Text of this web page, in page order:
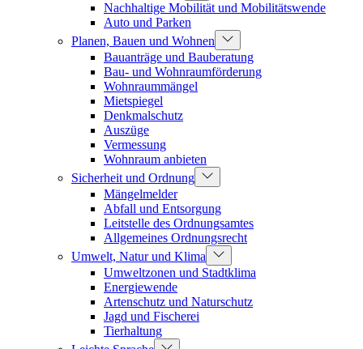
Nachhaltige Mobilität und Mobilitätswende
Auto und Parken
Planen, Bauen und Wohnen
Bauanträge und Bauberatung
Bau- und Wohnraumförderung
Wohnraummängel
Mietspiegel
Denkmalschutz
Auszüge
Vermessung
Wohnraum anbieten
Sicherheit und Ordnung
Mängelmelder
Abfall und Entsorgung
Leitstelle des Ordnungsamtes
Allgemeines Ordnungsrecht
Umwelt, Natur und Klima
Umweltzonen und Stadtklima
Energiewende
Artenschutz und Naturschutz
Jagd und Fischerei
Tierhaltung